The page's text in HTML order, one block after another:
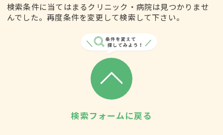
検索条件に当てはまるクリニック・病院は見つかりませ
んでした。再度条件を変更して検索して下さい。
検索フォームに戻る